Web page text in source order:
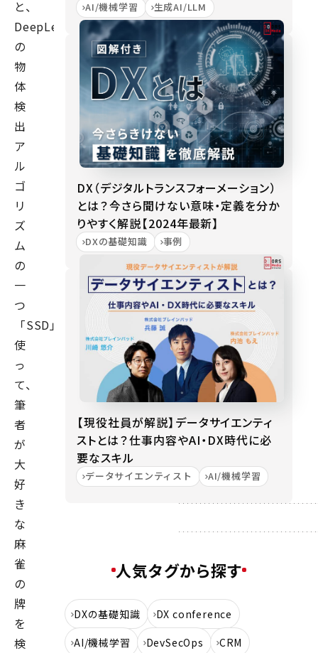
と、
DeepLearning
の
物
体
検
出
ア
ル
ゴ
リ
ズ
ム
の
一
つ
「SSD」
使
っ
て、
筆
者
が
大
好
き
な
麻
雀
の
牌
を
検
AI/機械学習 生成AI/LLM
DX（デジタルトランスフォーメーション）
とは？今さら聞けない意味・定義を分か
りやすく解説【2024年最新】
DXの基礎知識 事例
【現役社員が解説】データサイエンティ
ストとは？仕事内容やAI・DX時代に必
要なスキル
データサイエンティスト AI/機械学習
人気タグから探す
DXの基礎知識
DX conference
AI/機械学習
DevSecOps
CRM